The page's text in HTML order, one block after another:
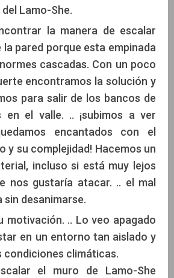
Lamo-She.
la manera de escalar
la pared porque esta empinada
cascadas. Con un poco
encontramos la solución y
para salir de los bancos de
en el valle. .. ¡subimos a ver
encantados con el
y su complejidad! Hacemos un
incluso si está muy lejos
nos gustaría atacar. .. el mal
desanimarse.
motivación. .. Lo veo apagado
en un entorno tan aislado y
condiciones climáticas.
el muro de Lamo-She